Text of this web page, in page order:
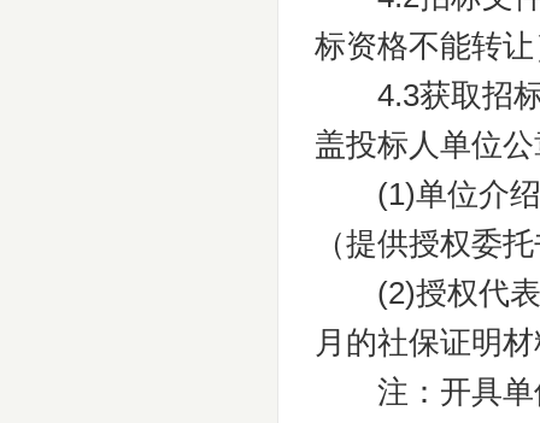
标资格不能转
4.3获取招标
盖投标人单位
(1)单位介绍
（提供授权委
(2)授权代表
月的社保证明
注：开具单